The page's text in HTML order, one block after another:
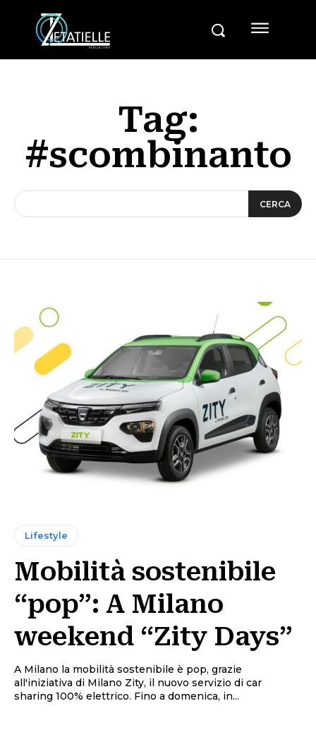
Tag:
#scombinanto
CERCA
Lifestyle
Mobilità sostenibile
“pop”: A Milano
weekend “Zity Days”
A Milano la mobilità sostenibile è pop, grazie
all'iniziativa di Milano Zity, il nuovo servizio di car
sharing 100% elettrico. Fino a domenica, in...